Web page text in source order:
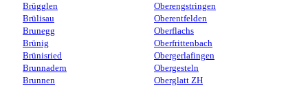
Brügglen
Brülisau
Brunegg
Brünig
Brünisried
Brunnadern
Brunnen
Oberengstringen
Oberentfelden
Oberflachs
Oberfrittenbach
Obergerlafingen
Obergesteln
Oberglatt ZH